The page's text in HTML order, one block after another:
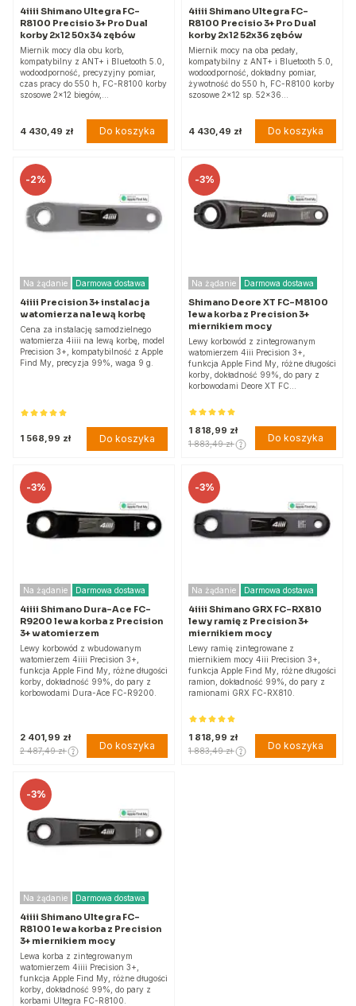
4iiii Shimano Ultegra FC-
R8100 Precisio 3+ Pro Dual
korby 2x12 50x34 zębów
Miernik mocy dla obu korb,
kompatybilny z ANT+ i Bluetooth 5.0,
wodoodporność, precyzyjny pomiar,
czas pracy do 550 h, FC-R8100 korby
szosowe 2x12 biegów,…
4 430,49 zł Do koszyka
4iiii Shimano Ultegra FC-
R8100 Precisio 3+ Pro Dual
korby 2x12 52x36 zębów
Miernik mocy na oba pedały,
kompatybilny z ANT+ i Bluetooth 5.0,
wodoodporność, dokładny pomiar,
żywotność do 550 h, FC-R8100 korby
szosowe 2x12 sp. 52x36…
4 430,49 zł Do koszyka
-2%
Na żądanie Darmowa dostawa
4iiii Precision 3+ instalacja
watomierza na lewą korbę
Cena za instalację samodzielnego
watomierza 4iiii na lewą korbę, model
Precision 3+, kompatybilność z Apple
Find My, precyzja 99%, waga 9 g.
1 568,99 zł Do koszyka
-3%
Na żądanie Darmowa dostawa
Shimano Deore XT FC-M8100
lewa korba z Precision 3+
miernikiem mocy
Lewy korbowód z zintegrowanym
watomierzem 4iii Precision 3+,
funkcja Apple Find My, różne długości
korby, dokładność 99%, do pary z
korbowodami Deore XT FC…
1 818,99 zł
1 883,49 zł Do koszyka
-3%
Na żądanie Darmowa dostawa
4iiii Shimano Dura-Ace FC-
R9200 lewa korba z Precision
3+ watomierzem
Lewy korbowód z wbudowanym
watomierzem 4iiii Precision 3+,
funkcja Apple Find My, różne długości
korby, dokładność 99%, do pary z
korbowodami Dura-Ace FC-R9200.
2 401,99 zł
2 487,49 zł Do koszyka
-3%
Na żądanie Darmowa dostawa
4iiii Shimano GRX FC-RX810
lewy ramię z Precision 3+
miernikiem mocy
Lewy ramię zintegrowane z
miernikiem mocy 4iii Precision 3+,
funkcja Apple Find My, różne długości
ramion, dokładność 99%, do pary z
ramionami GRX FC-RX810.
1 818,99 zł
1 883,49 zł Do koszyka
-3%
Na żądanie Darmowa dostawa
4iiii Shimano Ultegra FC-
R8100 lewa korba z Precision
3+ miernikiem mocy
Lewa korba z zintegrowanym
watomierzem 4iiii Precision 3+,
funkcja Apple Find My, różne długości
korby, dokładność 99%, do pary z
korbami Ultegra FC-R8100.